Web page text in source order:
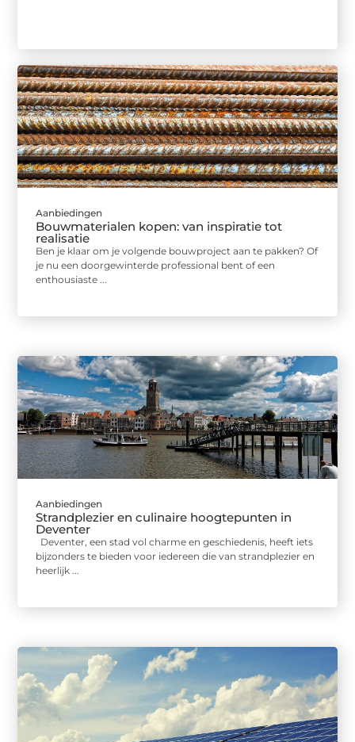
Aanbiedingen
Bouwmaterialen kopen: van inspiratie tot
realisatie
Ben je klaar om je volgende bouwproject aan te pakken? Of
je nu een doorgewinterde professional bent of een
enthousiaste ...
Aanbiedingen
Strandplezier en culinaire hoogtepunten in
Deventer
Deventer, een stad vol charme en geschiedenis, heeft iets
bijzonders te bieden voor iedereen die van strandplezier en
heerlijk ...